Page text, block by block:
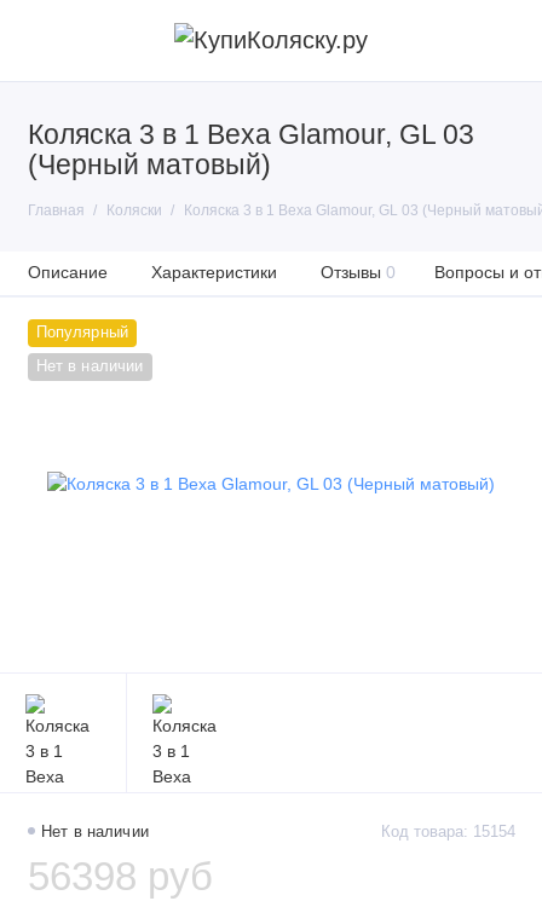
Коляска 3 в 1 Bexa Glamour, GL 03
(Черный матовый)
Главная Коляски Коляска 3 в 1 Bexa Glamour, GL 03 (Черный
Описание Характеристики Отзывы 0 Вопросы и
Популярный
Нет в наличии
Нет в наличии Код товара: 15154
56398 руб